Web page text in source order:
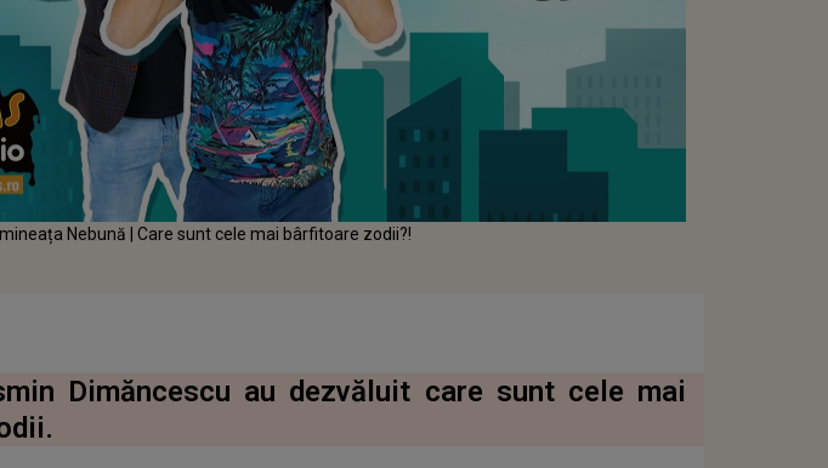
Nebună | Care sunt cele mai bârfitoare zodii?!
Dimăncescu au dezvăluit care sunt cele mai